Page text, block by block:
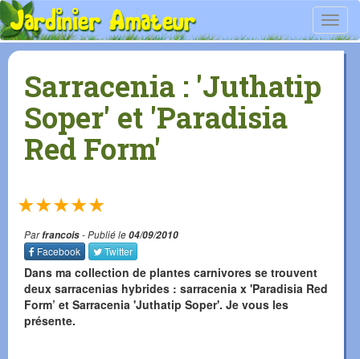
Sarracenia : 'Juthatip
Soper' et 'Paradisia
Red Form'
★
★
★
★
★
Parfrancois- Publié le04/09/2010
Facebook
Twitter
Dans ma collection de plantes carnivores se trouvent
deux sarracenias hybrides : sarracenia x 'Paradisia Red
Form’ et Sarracenia 'Juthatip Soper'. Je vous les
présente.